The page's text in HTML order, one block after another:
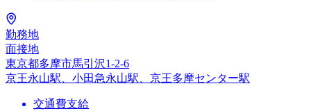
勤務地
面接地
東京都多摩市馬引沢1-2-6
京王永山駅、小田急永山駅、京王多摩センター駅
交通費支給